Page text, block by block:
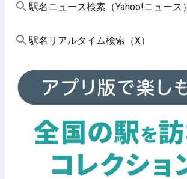
駅名ニュース検索（Yahoo!ニュース）
駅名リアルタイム検索（X）